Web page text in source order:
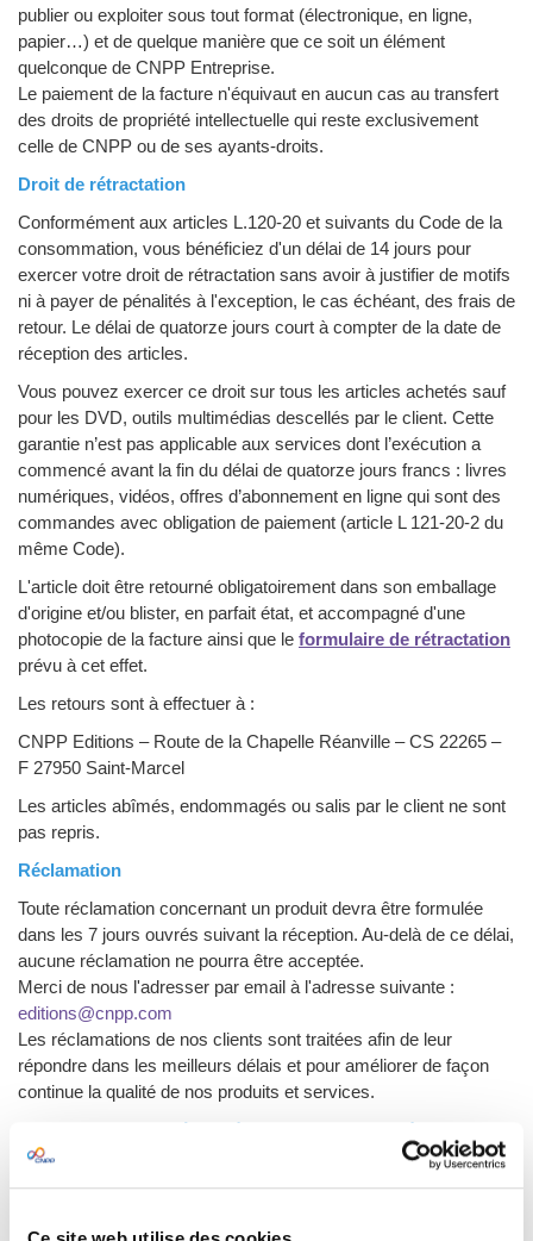
publier ou exploiter sous tout format (électronique, en ligne,
papier…) et de quelque manière que ce soit un élément
quelconque de CNPP Entreprise.
Le paiement de la facture n'équivaut en aucun cas au transfert
des droits de propriété intellectuelle qui reste exclusivement
celle de CNPP ou de ses ayants-droits.
Droit de rétractation
Conformément aux articles L.120-20 et suivants du Code de la
consommation, vous bénéficiez d'un délai de 14 jours pour
exercer votre droit de rétractation sans avoir à justifier de motifs
ni à payer de pénalités à l'exception, le cas échéant, des frais de
retour. Le délai de quatorze jours court à compter de la date de
réception des articles.
Vous pouvez exercer ce droit sur tous les articles achetés sauf
pour les DVD, outils multimédias descellés par le client. Cette
garantie n’est pas applicable aux services dont l’exécution a
commencé avant la fin du délai de quatorze jours francs : livres
numériques, vidéos, offres d’abonnement en ligne qui sont des
commandes avec obligation de paiement (article L 121-20-2 du
même Code).
L'article doit être retourné obligatoirement dans son emballage
d'origine et/ou blister, en parfait état, et accompagné d'une
photocopie de la facture ainsi que le formulaire de rétractation
prévu à cet effet.
Les retours sont à effectuer à :
CNPP Editions – Route de la Chapelle Réanville – CS 22265 –
F 27950 Saint-Marcel
Les articles abîmés, endommagés ou salis par le client ne sont
pas repris.
Réclamation
Toute réclamation concernant un produit devra être formulée
dans les 7 jours ouvrés suivant la réception. Au-delà de ce délai,
aucune réclamation ne pourra être acceptée.
Merci de nous l'adresser par email à l'adresse suivante :
editions@cnpp.com
Les réclamations de nos clients sont traitées afin de leur
répondre dans les meilleurs délais et pour améliorer de façon
continue la qualité de nos produits et services.
Conditions particulières liées aux formats numériques
- L’achat d’un format numérique nécessite l’ouverture d’un
compte.